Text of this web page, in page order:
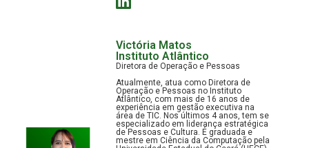
Victória Matos
Instituto Atlântico
Diretora de Operação e Pessoas
Atualmente, atua como Diretora de
Operação e Pessoas no Instituto
Atlântico, com mais de 16 anos de
experiência em gestão executiva na
área de TIC. Nos últimos 4 anos, tem se
especializado em liderança estratégica
de Pessoas e Cultura. É graduada e
mestre em Ciência da Computação pela